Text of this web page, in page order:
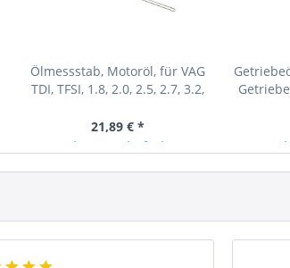
Ölmessstab, Motoröl, für VAG
TDI, TFSI, 1.8, 2.0, 2.5, 2.7, 3.2,
21,89 € *
Ab Lager lieferbar